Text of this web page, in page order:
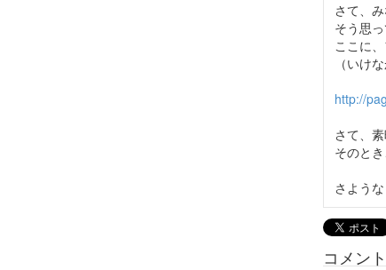
さて、
そう思
ここに
（いけ
http://
さて、
そのと
さよう
コメン